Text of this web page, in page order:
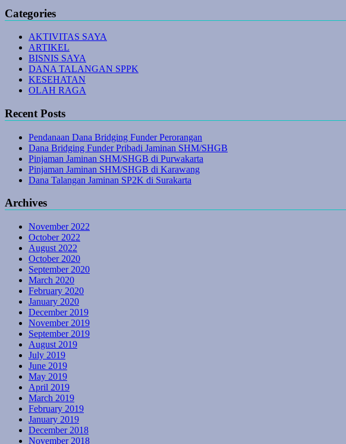
Categories
AKTIVITAS SAYA
ARTIKEL
BISNIS SAYA
DANA TALANGAN SPPK
KESEHATAN
OLAH RAGA
Recent Posts
Pendanaan Dana Bridging Funder Perorangan
Dana Bridging Funder Pribadi Jaminan SHM/SHGB
Pinjaman Jaminan SHM/SHGB di Purwakarta
Pinjaman Jaminan SHM/SHGB di Karawang
Dana Talangan Jaminan SP2K di Surakarta
Archives
November 2022
October 2022
August 2022
October 2020
September 2020
March 2020
February 2020
January 2020
December 2019
November 2019
September 2019
August 2019
July 2019
June 2019
May 2019
April 2019
March 2019
February 2019
January 2019
December 2018
November 2018